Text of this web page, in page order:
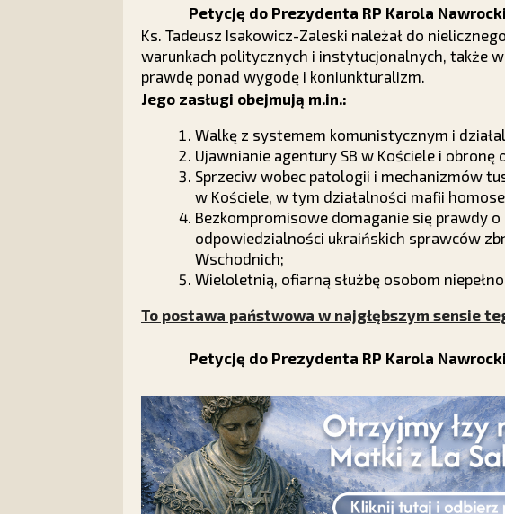
Petycję do Prezydenta RP Karola
Ks. Tadeusz Isakowicz-Zaleski należał do
warunkach politycznych i instytucjonalnych, także
prawdę ponad wygodę i koniunkturalizm.
Jego zasługi obejmują m.in.:
Walkę z systemem komunistycznym i
Ujawnianie agentury SB w Kościele i obronę
Sprzeciw wobec patologii i mechanizmów
w Kościele, w tym działalności mafii
Bezkompromisowe domaganie się prawdy
odpowiedzialności ukraińskich sprawców
Wschodnich;
Wieloletnią, ofiarną służbę osobom
To postawa państwowa w najgłębszym sensie
Petycję do Prezydenta RP Karola